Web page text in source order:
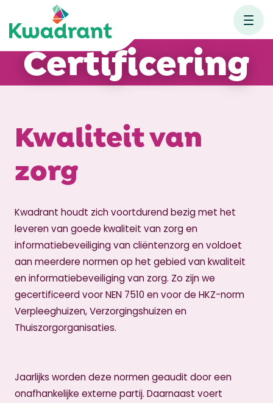
Certificering
Kwaliteit van
zorg
Kwadrant houdt zich voortdurend bezig met het
leveren van goede kwaliteit van zorg en
informatiebeveiliging van cliëntenzorg en voldoet
aan meerdere normen op het gebied van kwaliteit
en informatiebeveiliging van zorg. Zo zijn we
gecertificeerd voor NEN 7510 en voor de HKZ-norm
Verpleeghuizen, Verzorgingshuizen en
Thuiszorgorganisaties.
Jaarlijks worden deze normen geaudit door een
onafhankelijke externe partij. Daarnaast voert